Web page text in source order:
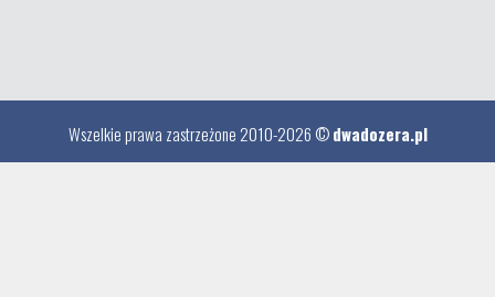
Wszelkie prawa zastrzeżone 2010-2026 ©dwadozera.pl